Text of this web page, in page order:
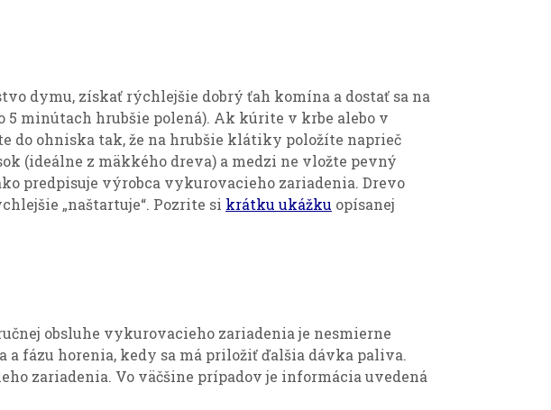
dymu, získať rýchlejšie dobrý ťah komína a dostať sa na
minútach hrubšie polená). Ak kúrite v krbe alebo v
do ohniska tak, že na hrubšie klátiky položíte naprieč
(ideálne z mäkkého dreva) a medzi ne vložte pevný
predpisuje výrobca vykurovacieho zariadenia. Drevo
„naštartuje“. Pozrite si krátku ukážku opísanej
obsluhe vykurovacieho zariadenia je nesmierne
fázu horenia, kedy sa má priložiť ďalšia dávka paliva.
zariadenia. Vo väčšine prípadov je informácia uvedená